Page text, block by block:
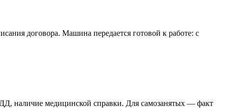
договора. Машина передается готовой к работе: с
наличие медицинской справки. Для самозанятых — факт